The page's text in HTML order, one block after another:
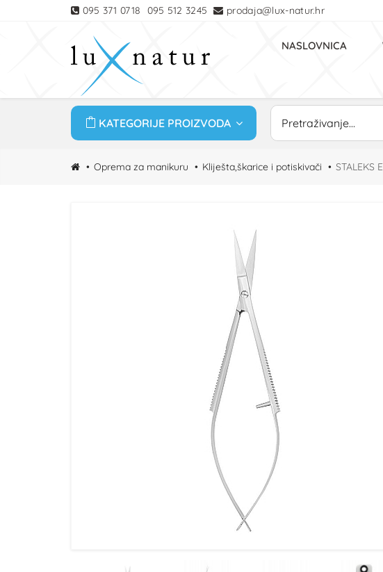
095 371 0718 095 512 3245 prodaja@lux-natur.hr
NASLOVNICA
KATEGORIJE PROIZVODA
Oprema za manikuru Kliješta,škarice i potiskivači STALEKS